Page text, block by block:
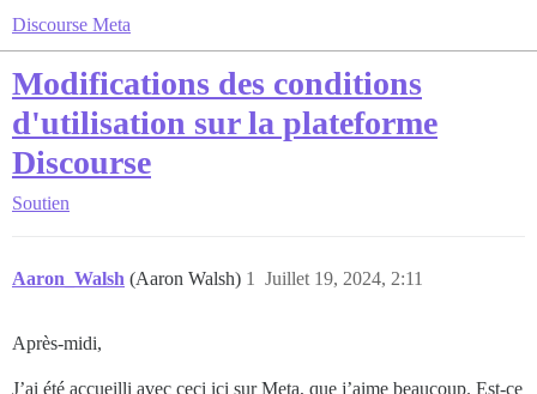
Discourse Meta
Modifications des conditions
d'utilisation sur la plateforme
Discourse
Soutien
Aaron_Walsh (Aaron Walsh) Juillet 19, 2024, 2:11
1
Après-midi,
J’ai été accueilli avec ceci ici sur Meta, que j’aime beaucoup. Est-ce